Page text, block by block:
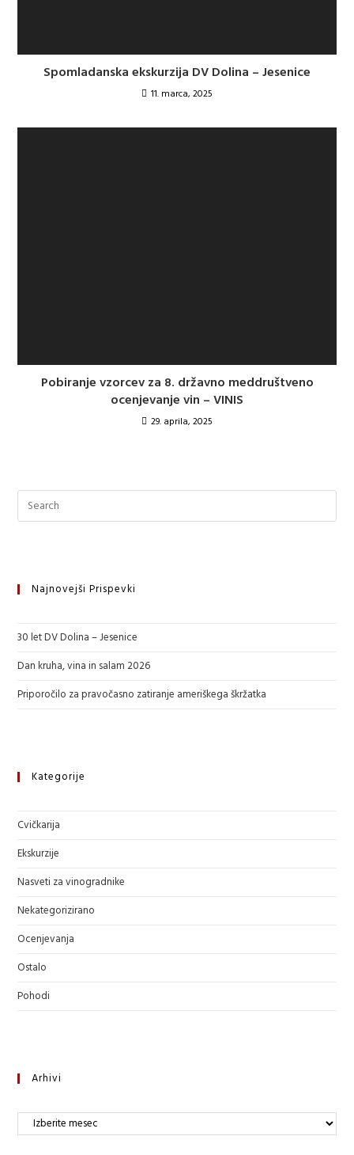
Spomladanska ekskurzija DV Dolina – Jesenice
11. marca, 2025
Pobiranje vzorcev za 8. državno meddruštveno
ocenjevanje vin – VINIS
29. aprila, 2025
Najnovejši Prispevki
30 let DV Dolina – Jesenice
Dan kruha, vina in salam 2026
Priporočilo za pravočasno zatiranje ameriškega škržatka
Kategorije
Cvičkarija
Ekskurzije
Nasveti za vinogradnike
Nekategorizirano
Ocenjevanja
Ostalo
Pohodi
Arhivi